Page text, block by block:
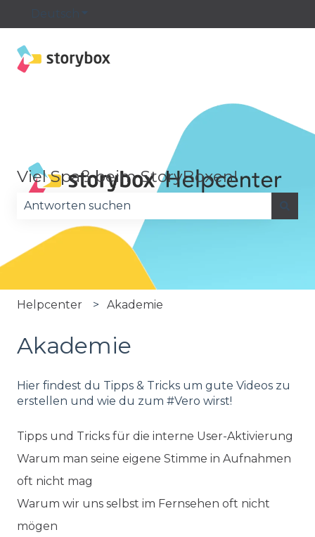
Deutsch Untermenü für Übersetzungen
Viel Spaß beim StoryBoxen!
Es gibt keine Vorschläge, da das Suchfeld leer
Helpcenter Akademie
Akademie
Hier findest du Tipps & Tricks um gute Videos zu
erstellen und wie du zum #Vero wirst!
Tipps und Tricks für die interne User-Aktivierung
Warum man seine eigene Stimme in Aufnahmen
oft nicht mag
Warum wir uns selbst im Fernsehen oft nicht
mögen